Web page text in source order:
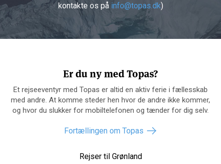
kontakte os på info@topas.dk)
Er du ny med Topas?
Et rejseeventyr med Topas er altid en aktiv ferie i fællesskab
med andre. At komme steder hen hvor de andre ikke kommer,
og hvor du slukker for mobiltelefonen og tænder for dig selv.
Fortællingen om Topas
Rejser til Grønland